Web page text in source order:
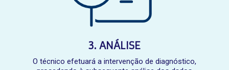
3. ANÁLISE
O técnico efetuará a intervenção de diagnóstico,